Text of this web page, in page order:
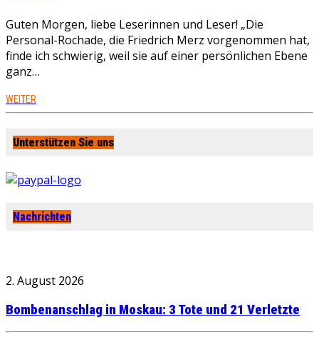
Guten Morgen, liebe Leserinnen und Leser! „Die
Personal-Rochade, die Friedrich Merz vorgenommen hat,
finde ich schwierig, weil sie auf einer persönlichen Ebene
ganz…
WEITER
Unterstützen Sie uns
Nachrichten
2. August 2026
Bombenanschlag in Moskau: 3 Tote und 21 Verletzte